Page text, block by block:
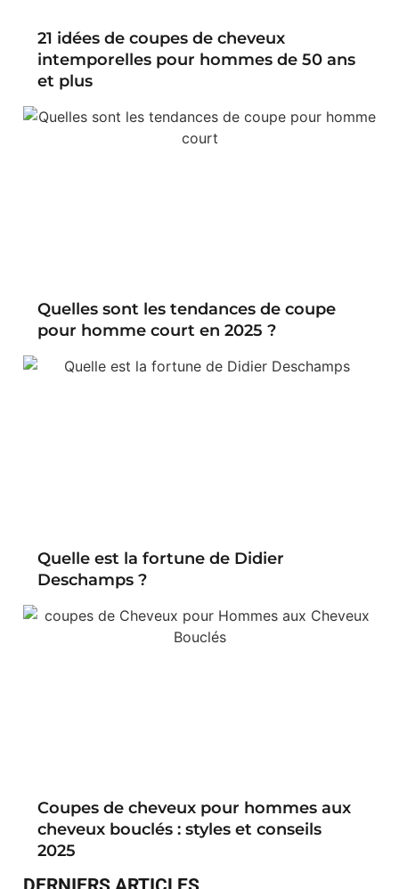
21 idées de coupes de cheveux
intemporelles pour hommes de 50 ans
et plus
Quelles sont les tendances de coupe
pour homme court en 2025 ?
Quelle est la fortune de Didier
Deschamps ?
Coupes de cheveux pour hommes aux
cheveux bouclés : styles et conseils
2025